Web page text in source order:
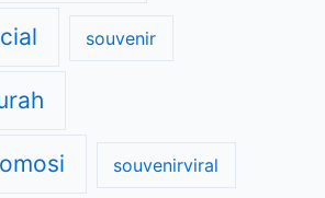
souvenir
souvenirviral